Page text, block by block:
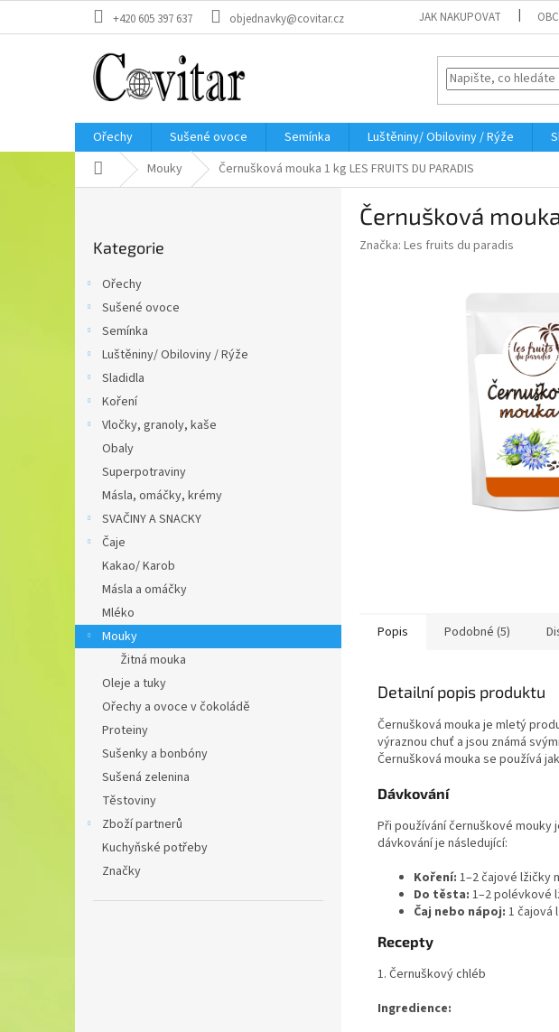
+420 605 397 637 objednavky@covitar.cz JAK NAKUPOVAT
Ořechy Sušené ovoce Semínka Luštěniny/ Obiloviny / Rýže
Domů Mouky Černušková mouka 1 kg LES FRUITS DU PARADIS
kategorie
Kategorie
Ořechy
Sušené ovoce
Semínka
Luštěniny/ Obiloviny / Rýže
Sladidla
Koření
Vločky, granoly, kaše
Obaly
Superpotraviny
Másla, omáčky, krémy
SVAČINY A SNACKY
Čaje
Kakao/ Karob
Másla a omáčky
Mléko
Mouky
Žitná mouka
Oleje a tuky
Ořechy a ovoce v čokoládě
Proteiny
Sušenky a bonbóny
Sušená zelenina
Těstoviny
Zboží partnerů
Kuchyňské potřeby
Značky
Černušková mouka
Značka: Les fruits du paradis
Popis Podobné (5)
Detailní popis produktu
Černušková mouka je mletý
výraznou chuť a jsou známá
Černušková mouka se používá
Dávkování
Při používání černuškové
dávkování je následující:
Koření: 1–2 čajové lžičky
Do těsta: 1–2 polévkové
Čaj nebo nápoj: 1 čajová
Recepty
1. Černuškový chléb
Ingredience: